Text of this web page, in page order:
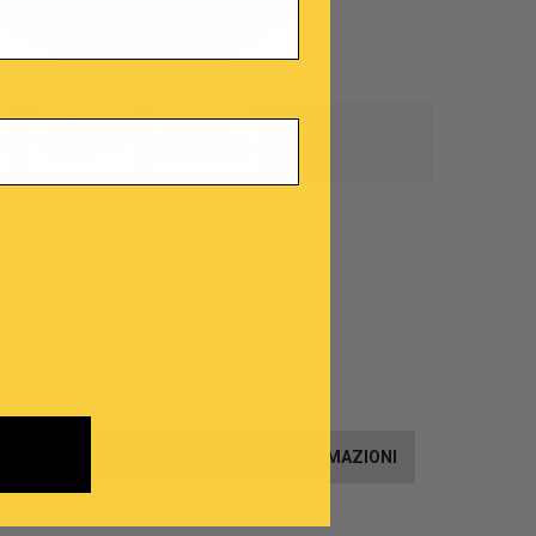
RICHIEDI INFORMAZIONI